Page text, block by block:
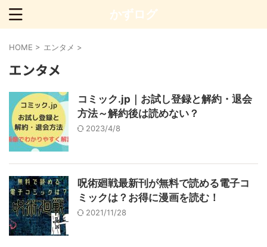
かずログ
HOME > エンタメ >
エンタメ
コミック.jp｜お試し登録と解約・退会
方法～解約後は読めない？
2023/4/8
呪術廻戦最新刊が無料で読める電子コ
ミックは？お得に漫画を読む！
2021/11/28